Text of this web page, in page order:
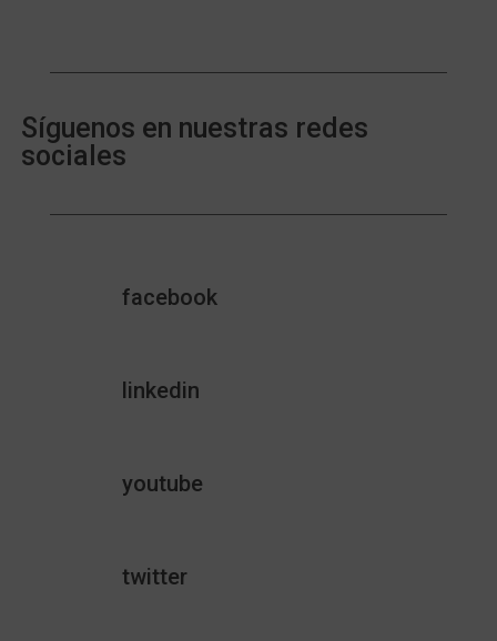
Síguenos en nuestras redes
sociales
facebook
linkedin
youtube
twitter